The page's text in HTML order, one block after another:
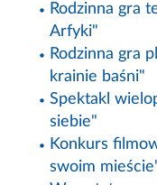
Rodzinna gra
Arfyki"
Rodzinna gra
krainie baśni"
Spektakl
siebie"
Konkurs
swoim